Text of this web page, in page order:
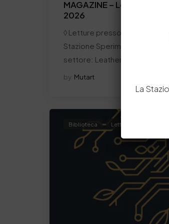
MAGAZINE – Leather Age
2026
◊ Letture presso la Biblioteca
Stazione Sperimentale Pelli ◊
settore: Leather age La rivista…
by Mutart
Biblioteca Letture presso la
La